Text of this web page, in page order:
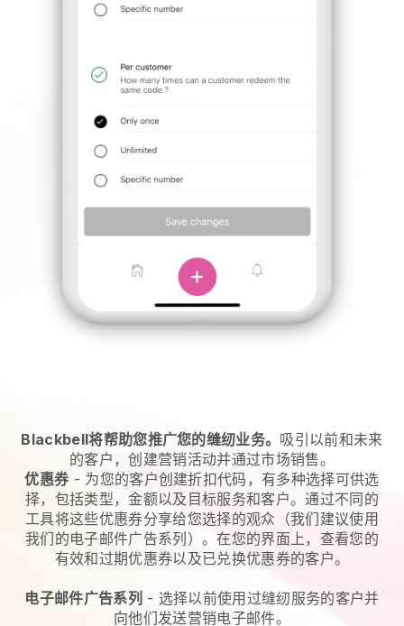
Blackbell将帮助您推广您的缝纫业务。 吸引以前和未来
的客户，创建营销活动并通过市场销售。
优惠券- 为您的客户创建折扣代码，有多种选择可供选
择，包括类型，金额以及目标服务和客户。通过不同的
工具将这些优惠券分享给您选择的观众（我们建议使用
我们的电子邮件广告系列）。在您的界面上，查看您的
有效和过期优惠券以及已兑换优惠券的客户。
电子邮件广告系列 - 选择以前使用过缝纫服务的客户并
向他们发送营销电子邮件。